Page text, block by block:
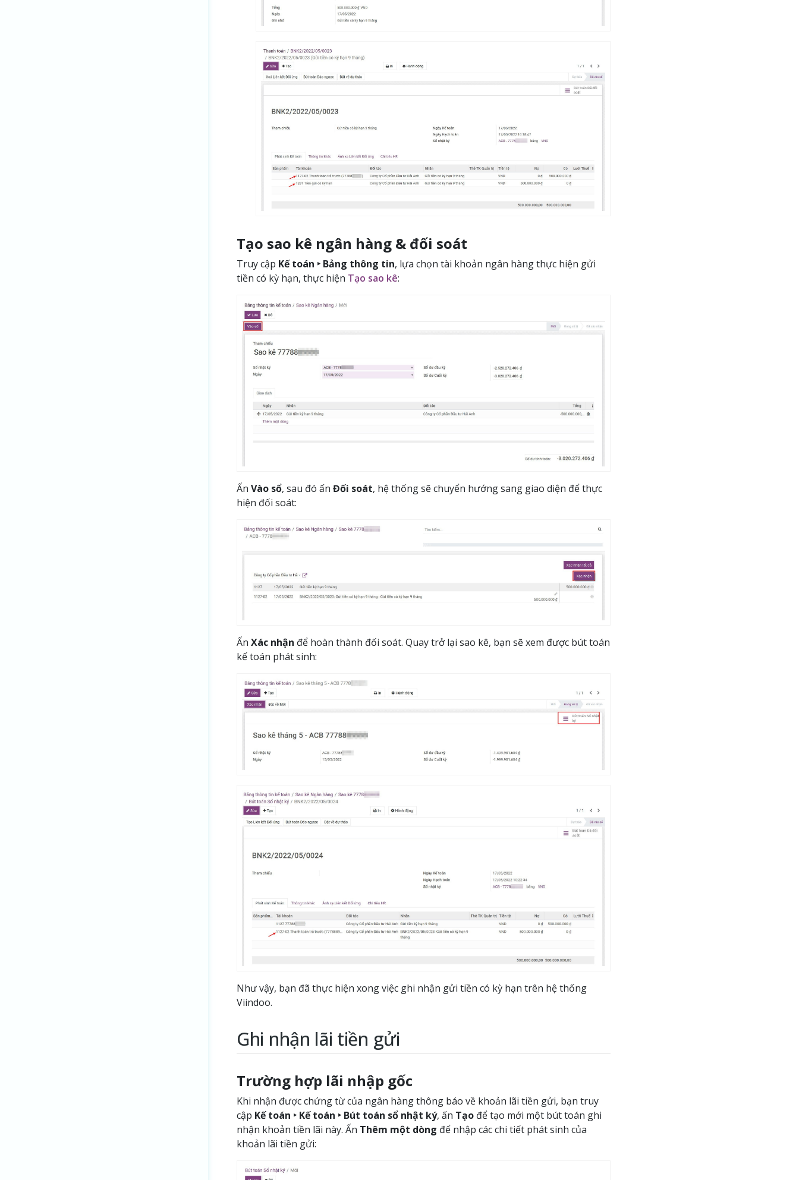
Tạo sao kê ngân hàng & đối soát
Truy cập Kế toán ‣ Bảng thông tin, lựa chọn tài khoản ngân hàng thực hiện gửi
tiền có kỳ hạn, thực hiện Tạo sao kê:
Ấn Vào sổ, sau đó ấn Đối soát, hệ thống sẽ chuyển hướng sang giao diện để thực
hiện đối soát:
Ấn Xác nhận để hoàn thành đối soát. Quay trở lại sao kê, bạn sẽ xem được bút toán
kế toán phát sinh:
Như vậy, bạn đã thực hiện xong việc ghi nhận gửi tiền có kỳ hạn trên hệ thống
Viindoo.
Ghi nhận lãi tiền gửi
Trường hợp lãi nhập gốc
Khi nhận được chứng từ của ngân hàng thông báo về khoản lãi tiền gửi, bạn truy
cập Kế toán ‣ Kế toán ‣ Bút toán sổ nhật ký, ấn Tạo để tạo mới một bút toán ghi
nhận khoản tiền lãi này. Ấn Thêm một dòng để nhập các chi tiết phát sinh của
khoản lãi tiền gửi: